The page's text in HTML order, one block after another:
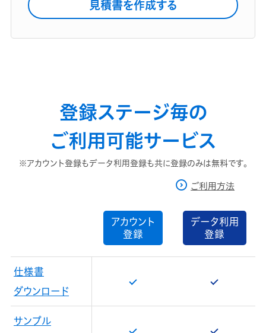
見積書を作成する
登録ステージ毎の
ご利用可能サービス
※アカウント登録もデータ利用登録も共に登録のみは無料です。
ご利用方法
アカウント
登録
データ利用
登録
仕様書
ダウンロード
サンプル